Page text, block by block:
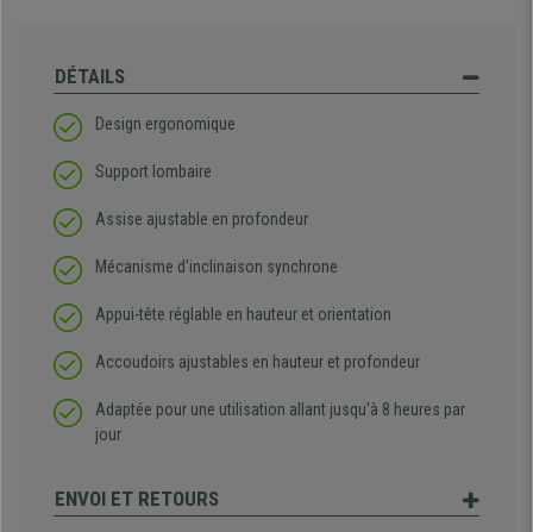
DÉTAILS
Design ergonomique
Support lombaire
Assise ajustable en profondeur
Mécanisme d'inclinaison synchrone
Appui-tête réglable en hauteur et orientation
Accoudoirs ajustables en hauteur et profondeur
Adaptée pour une utilisation allant jusqu'à 8 heures par
jour
ENVOI ET RETOURS